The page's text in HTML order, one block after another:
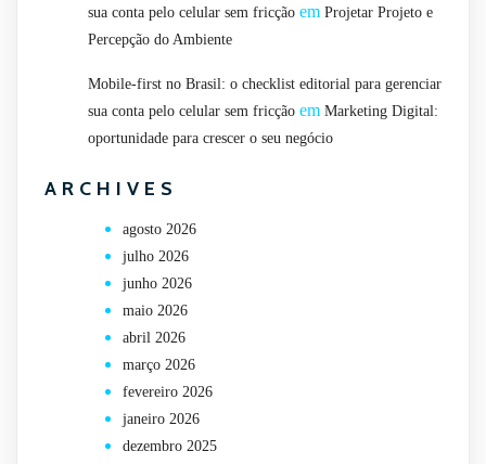
sua conta pelo celular sem fricção em Projetar Projeto e
Percepção do Ambiente
Mobile-first no Brasil: o checklist editorial para gerenciar
sua conta pelo celular sem fricção em Marketing Digital:
oportunidade para crescer o seu negócio
ARCHIVES
agosto 2026
julho 2026
junho 2026
maio 2026
abril 2026
março 2026
fevereiro 2026
janeiro 2026
dezembro 2025